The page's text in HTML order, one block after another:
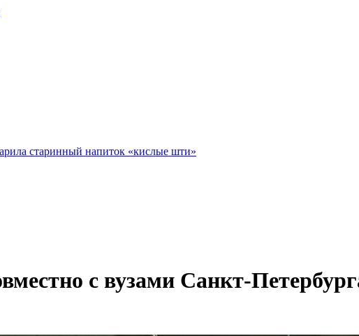
старинный напиток «кислые шти»
с вузами Санкт-